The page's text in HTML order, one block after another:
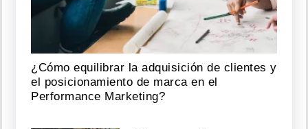
¿Cómo equilibrar la adquisición de clientes y
el posicionamiento de marca en el
Performance Marketing?